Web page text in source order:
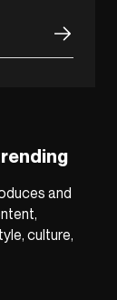
and
culture,